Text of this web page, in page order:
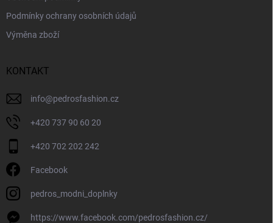
Podmínky ochrany osobních údajů
Výměna zboží
KONTAKT
info@pedrosfashion.cz
+420 737 90 60 20
+420 702 202 242
Facebook
pedros_modni_doplnky
https://www.facebook.com/pedrosfashion.cz/